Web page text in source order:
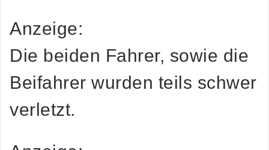
Anzeige:
Die beiden Fahrer, sowie die
Beifahrer wurden teils schwer
verletzt.